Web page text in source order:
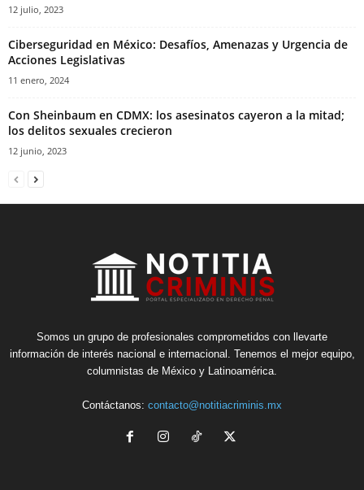
12 julio, 2023
Ciberseguridad en México: Desafíos, Amenazas y Urgencia de
Acciones Legislativas
11 enero, 2024
Con Sheinbaum en CDMX: los asesinatos cayeron a la mitad;
los delitos sexuales crecieron
12 junio, 2023
Somos un grupo de profesionales comprometidos con llevarte
información de interés nacional e internacional. Tenemos el mejor equipo,
columnistas de México y Latinoamérica.
Contáctanos: contacto@notitiacriminis.mx